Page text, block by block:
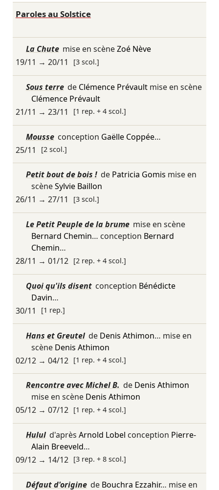
Paroles au Solstice
La Chute mise en scèneZoé Nève
19/11 → 20/11 [3 scol.]
Sous terre de Clémence Prévaultmise en scène
Clémence Prévault
21/11 → 23/11 [1 rep. + 4 scol.]
Mousse conception Gaëlle Coppée…
25/11
[2 scol.]
Petit bout de bois ! de Patricia Gomis mise en
scèneSylvie Baillon
26/11 → 27/11 [3 scol.]
Le Petit Peuple de la brume mise en scène
Bernard Chemin… conception Bernard
Chemin…
28/11 → 01/12 [2 rep. + 4 scol.]
Quoi qu'ils disent conception Bénédicte
Davin…
30/11
[1 rep.]
Hans et Greutel de Denis Athimon… mise en
scène Denis Athimon
02/12→ 04/12 [1 rep. + 4 scol.]
Rencontre avec Michel B. de Denis Athimon
mise en scène Denis Athimon
05/12→ 07/12 [1 rep. + 4 scol.]
Hulul d'après Arnold Lobel conception Pierre-
Alain Breeveld…
09/12→ 14/12 [3 rep. + 8 scol.]
Défaut d'origine de Bouchra Ezzahir… mise en